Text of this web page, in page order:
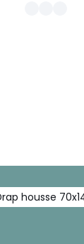
housse